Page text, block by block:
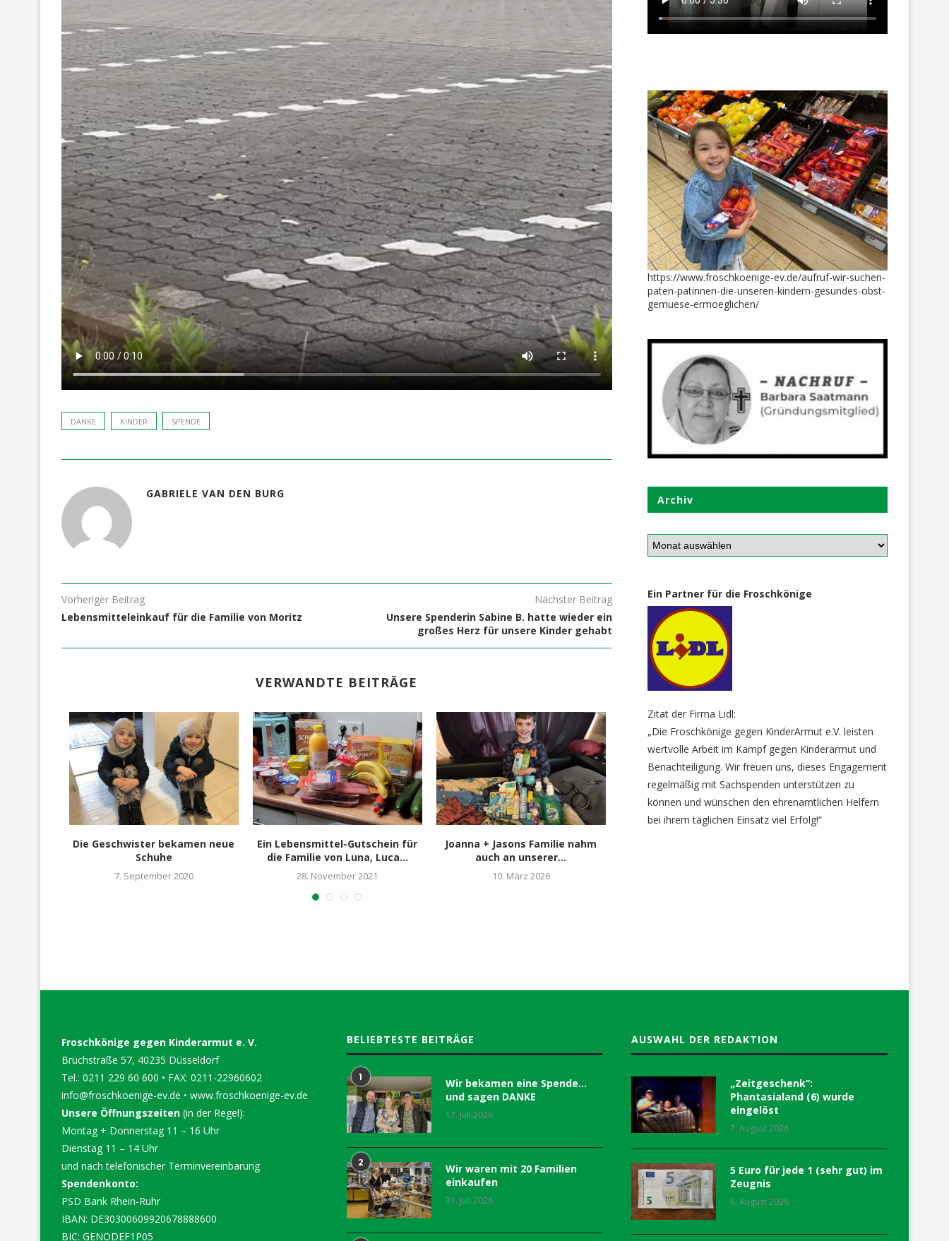
DANKE KINDER SPENDE
GABRIELE VAN DEN BURG
Vorheriger Beitrag
Lebensmitteleinkauf für die Familie von Moritz
Nächster Beitrag
Unsere Spenderin Sabine B. hatte wieder ein
großes Herz für unsere Kinder gehabt
VERWANDTE BEITRÄGE
Die Geschwister bekamen neue
Schuhe
7. September 2020
Ein Lebensmittel-Gutschein für
die Familie von Luna, Luca...
28. November 2021
Joanna + Jasons Familie nahm
auch an unserer...
10. März 2026
https://www.froschkoenige-ev.de/aufruf-wir-suchen-
paten-patinnen-die-unseren-kindern-gesundes-obst-
gemuese-ermoeglichen/
Archiv
Ein Partner für die Froschkönige
Zitat der Firma Lidl:
„Die Froschkönige gegen KinderArmut e.V. leisten
wertvolle Arbeit im Kampf gegen Kinderarmut und
Benachteiligung. Wir freuen uns, dieses Engagement
regelmäßig mit Sachspenden unterstützen zu
können und wünschen den ehrenamtlichen Helfern
bei ihrem täglichen Einsatz viel Erfolg!“
Froschkönige gegen Kinderarmut e. V.
Bruchstraße 57, 40235 Düsseldorf
Tel.: 0211 229 60 600 • FAX: 0211-22960602
info@froschkoenige-ev.de • www.froschkoenige-ev.de
Unsere Öffnungszeiten (in der Regel):
Montag + Donnerstag 11 – 16 Uhr
Dienstag 11 – 14 Uhr
und nach telefonischer Terminvereinbarung
Spendenkonto:
PSD Bank Rhein-Ruhr
IBAN: DE30300609920678888600
BIC: GENODEF1P05
BELIEBTESTE BEITRÄGE
1
Wir bekamen eine Spende…
und sagen DANKE
17. Juli 2026
2
Wir waren mit 20 Familien
einkaufen
31. Juli 2026
AUSWAHL DER REDAKTION
„Zeitgeschenk“:
Phantasialand (6) wurde
eingelöst
7. August 2026
5 Euro für jede 1 (sehr gut) im
Zeugnis
6. August 2026